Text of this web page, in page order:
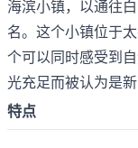
海滨小镇，以通往
名。这个小镇位于
个可以同时感受到
光充足而被认为是
特点